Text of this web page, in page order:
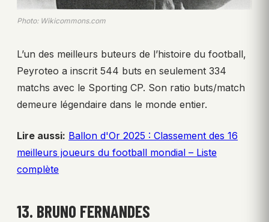
Photo: Wikicommons.com
L’un des meilleurs buteurs de l’histoire du football,
Peyroteo a inscrit 544 buts en seulement 334
matchs avec le Sporting CP. Son ratio buts/match
demeure légendaire dans le monde entier.
Lire aussi: Ballon d'Or 2025 : Classement des 16
meilleurs joueurs du football mondial – Liste
complète
13. BRUNO FERNANDES